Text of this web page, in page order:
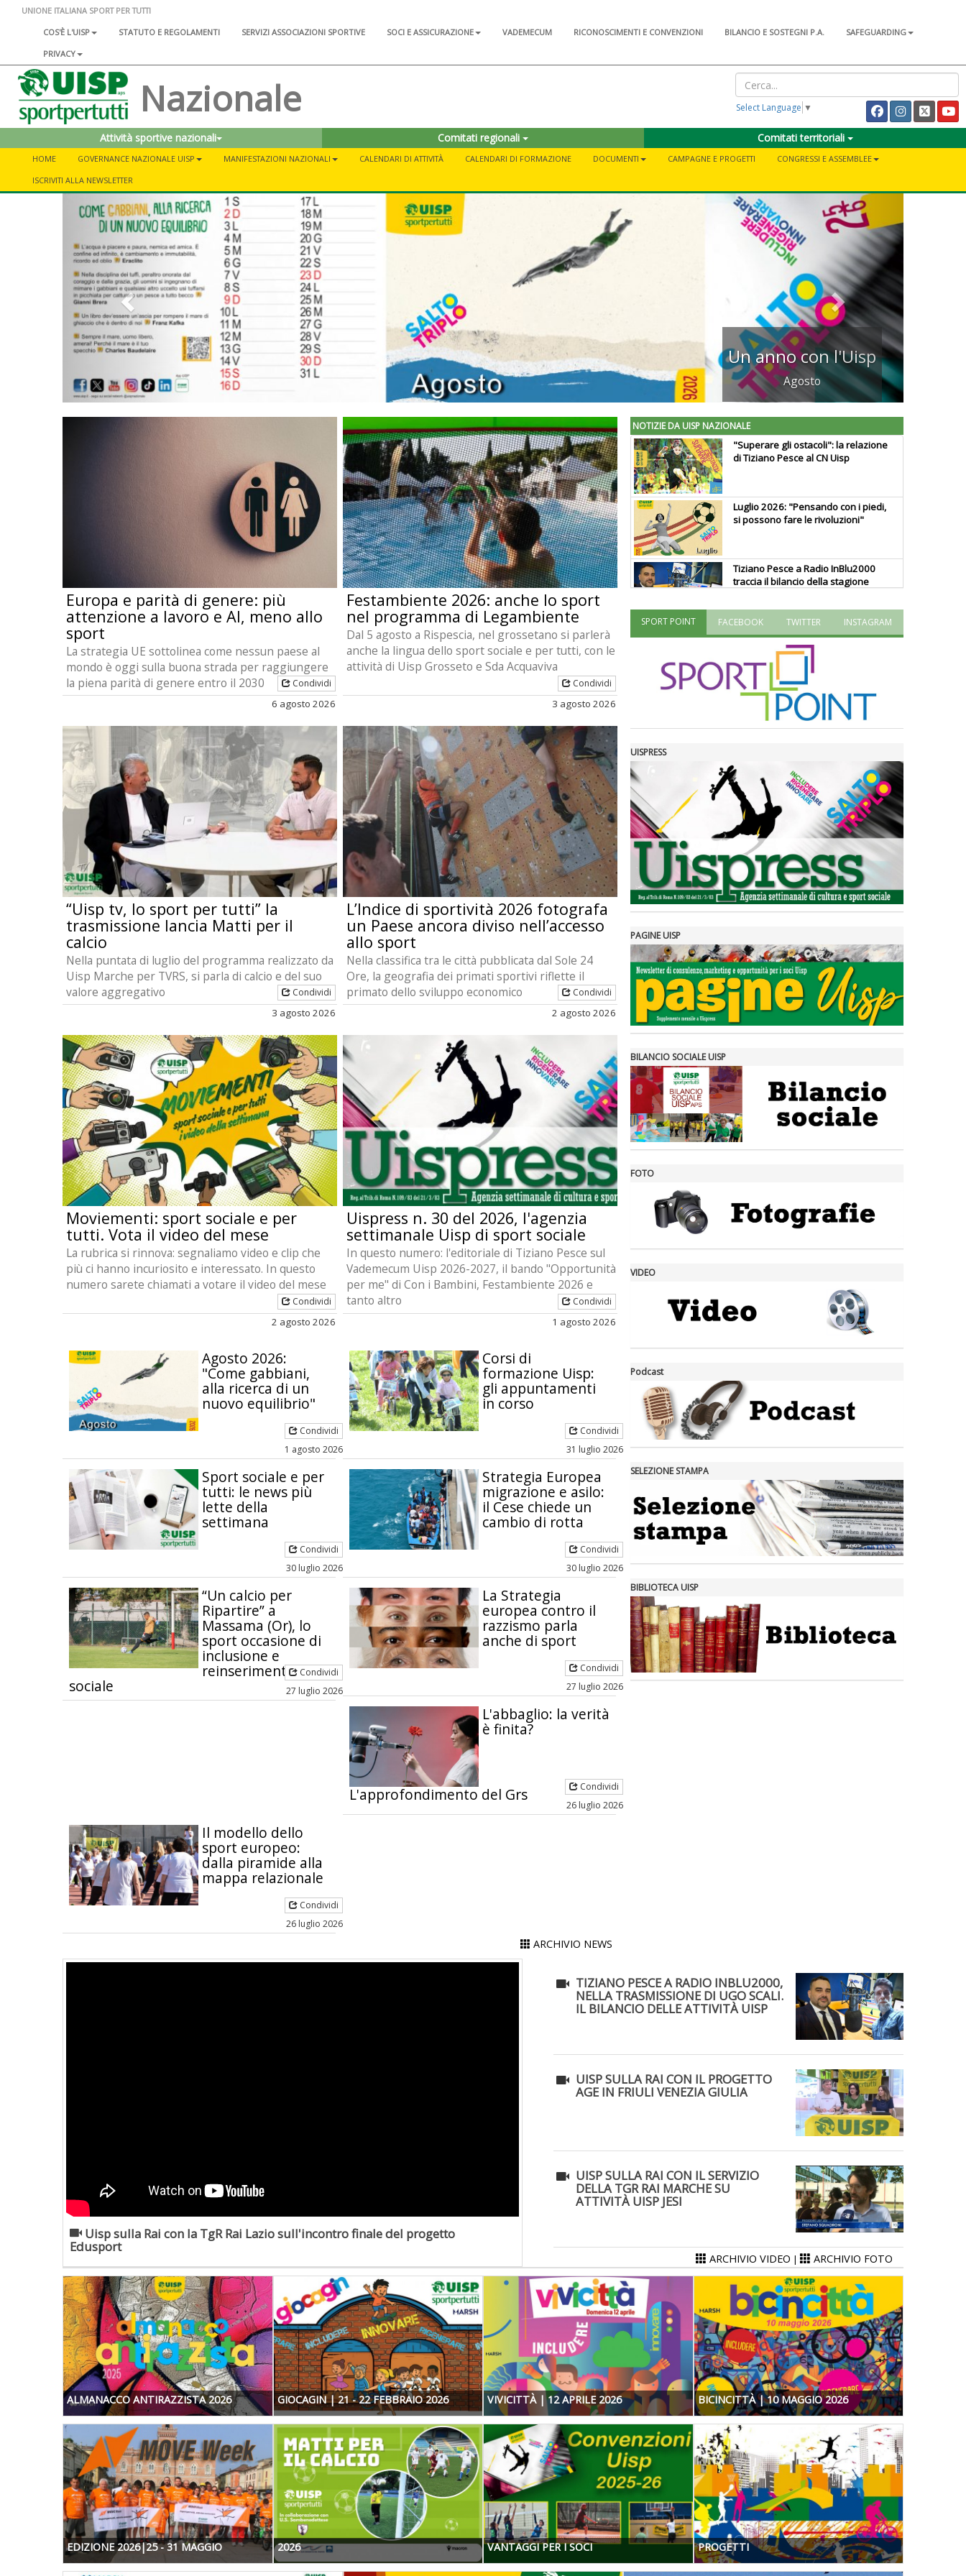
UNIONE ITALIANA SPORT PER TUTTI
COS'È L'UISP
STATUTO E REGOLAMENTI SERVIZI ASSOCIAZIONI SPORTIVE SOCI E ASSICURAZIONE VADEMECUM RICONOSCIMENTI E CONVENZIONI BILANCIO E SOSTEGNI P.A.
SAFEGUARDING
PRIVACY
Nazionale Select Language ▼
Attività sportive nazionali Comitati regionali Comitati territoriali
HOME GOVERNANCE NAZIONALE UISP MANIFESTAZIONI NAZIONALI CALENDARI DI ATTIVITÀ CALENDARI DI FORMAZIONE DOCUMENTI CAMPAGNE E PROGETTI
CONGRESSI E ASSEMBLEE
ISCRIVITI ALLA NEWSLETTER
Centri estivi Multisport Uisp 2026
Trova il centro più vicino a te
Previous Next
Europa e parità di genere: più
attenzione a lavoro e AI, meno allo
sport
La strategia UE sottolinea come nessun paese al
mondo è oggi sulla buona strada per raggiungere
la piena parità di genere entro il 2030
Condividi
6 agosto 2026
Festambiente 2026: anche lo sport
nel programma di Legambiente
Dal 5 agosto a Rispescia, nel grossetano si parlerà
anche la lingua dello sport sociale e per tutti, con le
attività di Uisp Grosseto e Sda Acquaviva
Condividi
3 agosto 2026
“Uisp tv, lo sport per tutti” la
trasmissione lancia Matti per il
calcio
Nella puntata di luglio del programma realizzato da
Uisp Marche per TVRS, si parla di calcio e del suo
valore aggregativo
Condividi
3 agosto 2026
L’Indice di sportività 2026 fotografa
un Paese ancora diviso nell’accesso
allo sport
Nella classifica tra le città pubblicata dal Sole 24
Ore, la geografia dei primati sportivi riflette il
primato dello sviluppo economico
Condividi
2 agosto 2026
Moviementi: sport sociale e per
tutti. Vota il video del mese
La rubrica si rinnova: segnaliamo video e clip che
più ci hanno incuriosito e interessato. In questo
numero sarete chiamati a votare il video del mese
Condividi
2 agosto 2026
Uispress n. 30 del 2026, l'agenzia
settimanale Uisp di sport sociale
In questo numero: l'editoriale di Tiziano Pesce sul
Vademecum Uisp 2026-2027, il bando "Opportunità
per me" di Con i Bambini, Festambiente 2026 e
tanto altro
Condividi
1 agosto 2026
Agosto 2026:
"Come gabbiani,
alla ricerca di un
nuovo equilibrio"
Condividi
1 agosto 2026
Corsi di
formazione Uisp:
gli appuntamenti
in corso
Condividi
31 luglio 2026
Sport sociale e per
tutti: le news più
lette della
settimana
Condividi
30 luglio 2026
Strategia Europea
migrazione e asilo:
il Cese chiede un
cambio di rotta
Condividi
30 luglio 2026
“Un calcio per
Ripartire” a
Massama (Or), lo
sport occasione di
inclusione e
reinserimento
sociale
Condividi
27 luglio 2026
La Strategia
europea contro il
razzismo parla
anche di sport
Condividi
27 luglio 2026
L'abbaglio: la verità
è finita?
L'approfondimento del Grs
Condividi
26 luglio 2026
Il modello dello
sport europeo:
dalla piramide alla
mappa relazionale
Condividi
26 luglio 2026
ARCHIVIO NEWS
NOTIZIE DA UISP NAZIONALE
"Superare gli ostacoli": la relazione
di Tiziano Pesce al CN Uisp
Luglio 2026: "Pensando con i piedi,
si possono fare le rivoluzioni"
Tiziano Pesce a Radio InBlu2000
traccia il bilancio della stagione
valorizzi le nostre specificità"
La formazione Uisp rallenta ma
prosegue anche in estate
Fondazione Terzjus: prima riunione
a Roma
SPORT POINT FACEBOOK TWITTER INSTAGRAM
UISPRESS
PAGINE UISP
BILANCIO SOCIALE UISP
FOTO
VIDEO
Podcast
SELEZIONE STAMPA
BIBLIOTECA UISP
Uisp sulla Rai con la TgR Rai Lazio sull'incontro finale del progetto
Edusport
TIZIANO PESCE A RADIO INBLU2000,
NELLA TRASMISSIONE DI UGO SCALI.
IL BILANCIO DELLE ATTIVITÀ UISP
UISP SULLA RAI CON IL PROGETTO
AGE IN FRIULI VENEZIA GIULIA
UISP SULLA RAI CON IL SERVIZIO
DELLA TGR RAI MARCHE SU
ATTIVITÀ UISP JESI
ARCHIVIO VIDEO | ARCHIVIO FOTO
ALMANACCO ANTIRAZZISTA 2026 GIOCAGIN | 21 - 22 FEBBRAIO 2026 VIVICITTÀ | 12 APRILE 2026 BICINCITTÀ | 10 MAGGIO 2026
EDIZIONE 2026|25 - 31 MAGGIO 2026 VANTAGGI PER I SOCI PROGETTI